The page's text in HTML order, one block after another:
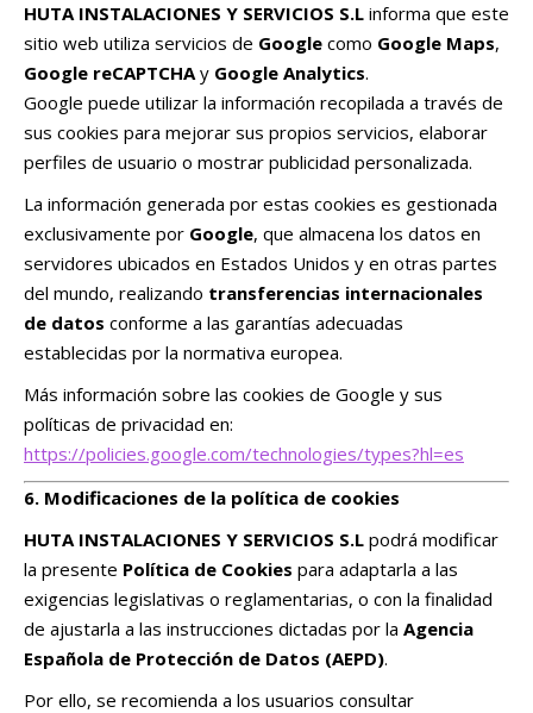
HUTA INSTALACIONES Y SERVICIOS S.L informa que este
sitio web utiliza servicios de Google como Google Maps,
Google reCAPTCHAy Google Analytics.
Google puede utilizar la información recopilada a través de
sus cookies para mejorar sus propios servicios, elaborar
perfiles de usuario o mostrar publicidad personalizada.
La información generada por estas cookies es gestionada
exclusivamente por Google, que almacena los datos en
servidores ubicados en Estados Unidos y en otras partes
del mundo, realizando transferencias internacionales
de datos conforme a las garantías adecuadas
establecidas por la normativa europea.
Más información sobre las cookies de Google y sus
políticas de privacidad en:
https://policies.google.com/technologies/types?hl=es
6. Modificaciones de la política de cookies
HUTA INSTALACIONES Y SERVICIOS S.L podrá modificar
la presente Política de Cookies para adaptarla a las
exigencias legislativas o reglamentarias, o con la finalidad
de ajustarla a las instrucciones dictadas por la Agencia
Española de Protección de Datos (AEPD).
Por ello, se recomienda a los usuarios consultar